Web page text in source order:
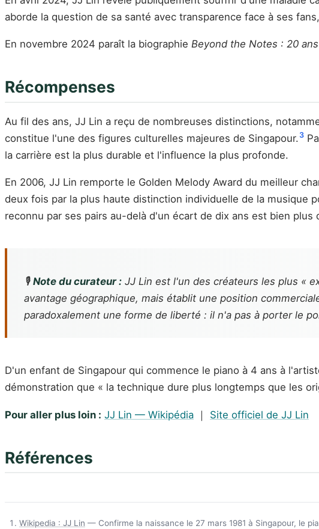
aborde la question de sa santé avec transparence face à ses
En novembre 2024 paraît la biographie Beyond the Notes : 20
Récompenses
Au fil des ans, JJ Lin a reçu de nombreuses distinctions,
constitue l'une des figures culturelles majeures de Singapour. 3
la carrière est la plus durable et l'influence la plus profonde.
En 2006, JJ Lin remporte le Golden Melody Award du meilleur
deux fois par la plus haute distinction individuelle de la musique
reconnu par ses pairs au-delà d'un écart de dix ans est bien
🎙️ Note du curateur : JJ Lin est l'un des créateurs les plus «
avantage géographique, mais établit une position
paradoxalement une forme de liberté : il n'a pas à porter le
D'un enfant de Singapour qui commence le piano à 4 ans à
démonstration que « la technique dure plus longtemps que les
Pour aller plus loin : JJ Lin — Wikipédia ｜ Site officiel de JJ Lin
Références
Wikipedia : JJ Lin — Confirme la naissance le 27 mars 1981 à Singapour, le